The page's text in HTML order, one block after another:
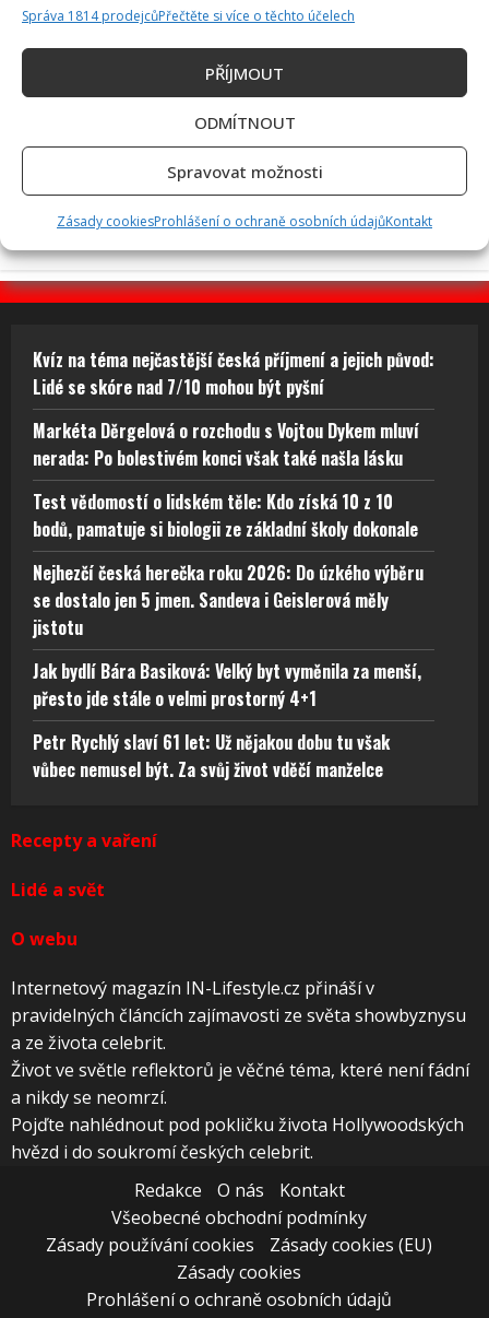
Správa 1814 prodejcůPřečtěte si více o těchto účelech
PŘÍJMOUT
ODMÍTNOUT
Spravovat možnosti
Zásady cookiesProhlášení o ochraně osobních údajůKontakt
Jak bydlí Bára Basiková: Velký byt vyměnila za menší, přesto
jde stále o velmi prostorný 4+1
Kvíz na téma nejčastější česká příjmení a jejich původ:
Lidé se skóre nad 7/10 mohou být pyšní
Markéta Děrgelová o rozchodu s Vojtou Dykem mluví
nerada: Po bolestivém konci však také našla lásku
Test vědomostí o lidském těle: Kdo získá 10 z 10
bodů, pamatuje si biologii ze základní školy dokonale
Nejhezčí česká herečka roku 2026: Do úzkého výběru
se dostalo jen 5 jmen. Sandeva i Geislerová měly
jistotu
Jak bydlí Bára Basiková: Velký byt vyměnila za menší,
přesto jde stále o velmi prostorný 4+1
Petr Rychlý slaví 61 let: Už nějakou dobu tu však
vůbec nemusel být. Za svůj život vděčí manželce
Recepty a vaření
Lidé a svět
O webu
Internetový magazín IN-Lifestyle.cz přináší v
pravidelných článcích zajímavosti ze světa showbyznysu
a ze života celebrit.
Život ve světle reflektorů je věčné téma, které není fádní
a nikdy se neomrzí.
Pojďte nahlédnout pod pokličku života Hollywoodských
hvězd i do soukromí českých celebrit.
Redakce
O nás
Kontakt
Všeobecné obchodní podmínky
Zásady používání cookies
Zásady cookies (EU)
Zásady cookies
Prohlášení o ochraně osobních údajů